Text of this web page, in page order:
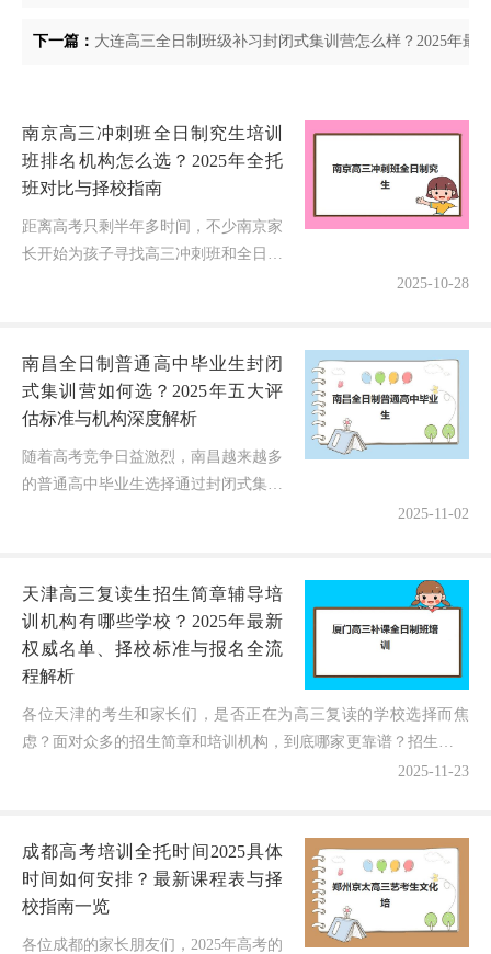
下一篇： 大连高三全日制班级补习封闭式集训营怎么样？2025年最
南京高三冲刺班全日制究生培训
班排名机构怎么选？2025年全托
班对比与择校指南
距离高考只剩半年多时间，不少南京家
长开始为孩子寻找高三冲刺班和全日制
天，...
2025-10-28
南昌全日制普通高中毕业生封闭
式集训营如何选？2025年五大评
估标准与机构深度解析
随着高考竞争日益激烈，南昌越来越多
的普通高中毕业生选择通过封闭式集训
的...
2025-11-02
天津高三复读生招生简章辅导培
训机构有哪些学校？2025年最新
权威名单、择校标准与报名全流
程解析
各位天津的考生和家长们，是否正在为高三复读的学校选择而焦
虑？面对众多的招生简章和培训机构，到底哪家更靠谱？招生条件
是什么？课程设置如何？别急！作为深耕天津教培行业10年的...
2025-11-23
成都高考培训全托时间2025具体
时间如何安排？最新课程表与择
校指南一览
各位成都的家长朋友们，2025年高考的